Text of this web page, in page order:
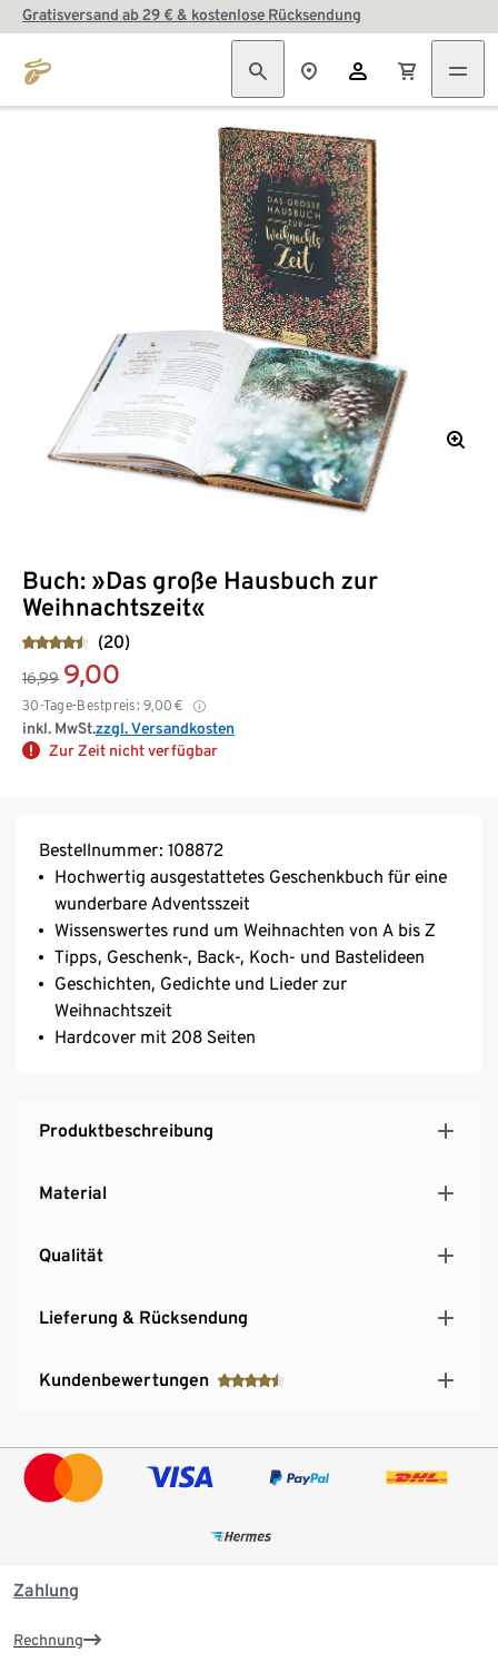
Gratisversand ab 29 € & kostenlose Rücksendung
Buch: »Das große Hausbuch zur
Weihnachtszeit«
(20)
16,99 9,00
30-Tage-Bestpreis: 9,00 €
inkl. MwSt.zzgl. Versandkosten
Zur Zeit nicht verfügbar
Bestellnummer: 108872
Hochwertig ausgestattetes Geschenkbuch für eine
wunderbare Adventsszeit
Wissenswertes rund um Weihnachten von A bis Z
Tipps, Geschenk-, Back-, Koch- und Bastelideen
Geschichten, Gedichte und Lieder zur
Weihnachtszeit
Hardcover mit 208 Seiten
Produktbeschreibung
Material
Qualität
Lieferung & Rücksendung
Kundenbewertungen
Zahlung
Rechnung